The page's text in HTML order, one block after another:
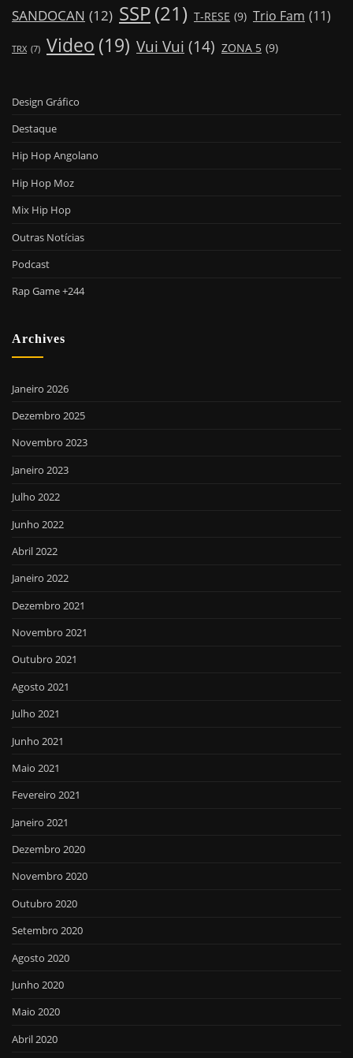
SANDOCAN (12) SSP(21) T-RESE (9) Trio Fam (11)
TRX (7) Video (19) Vui Vui (14) ZONA 5 (9)
Design Gráfico
Destaque
Hip Hop Angolano
Hip Hop Moz
Mix Hip Hop
Outras Notícias
Podcast
Rap Game +244
Archives
Janeiro 2026
Dezembro 2025
Novembro 2023
Janeiro 2023
Julho 2022
Junho 2022
Abril 2022
Janeiro 2022
Dezembro 2021
Novembro 2021
Outubro 2021
Agosto 2021
Julho 2021
Junho 2021
Maio 2021
Fevereiro 2021
Janeiro 2021
Dezembro 2020
Novembro 2020
Outubro 2020
Setembro 2020
Agosto 2020
Junho 2020
Maio 2020
Abril 2020